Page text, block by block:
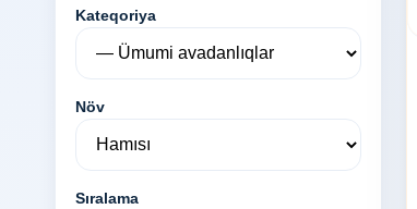
Kateqoriya
Növ
Sıralama